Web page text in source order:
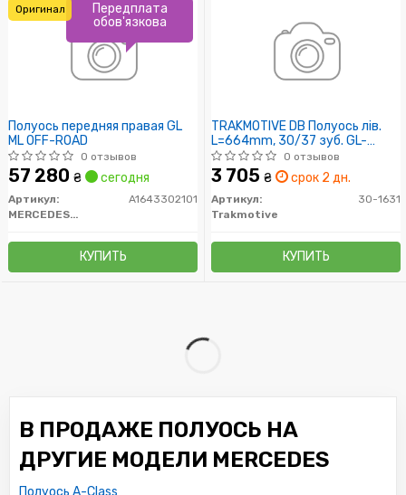
Полуось передняя правая GL
ML OFF-ROAD
0 отзывов
57 280 ₴ сегодня
Артикул:
A1643302101
MERCEDES-BENZ
КУПИТЬ
Передплата
обов'язкова
Оригинал
TRAKMOTIVE DB Полуось лів.
L=664mm, 30/37 зуб. GL-
CLASS GL 450 CDI 4-matic 09-
12
0 отзывов
3 705 ₴ срок 2 дн.
Артикул:
30-1631
Trakmotive
КУПИТЬ
В ПРОДАЖЕ ПОЛУОСЬ НА
ДРУГИЕ МОДЕЛИ MERCEDES